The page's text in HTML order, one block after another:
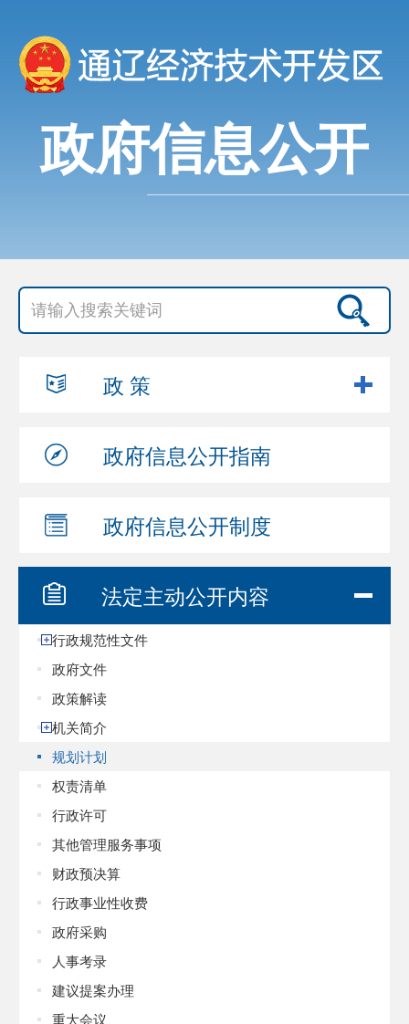
政府信息公开
政 策
政府信息公开指南
政府信息公开制度
法定主动公开内容
行政规范性文件
政府文件
政策解读
机关简介
规划计划
权责清单
行政许可
其他管理服务事项
财政预决算
行政事业性收费
政府采购
人事考录
建议提案办理
重大会议